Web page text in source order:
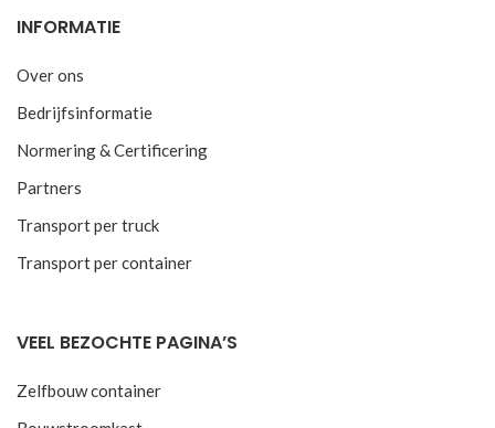
INFORMATIE
Over ons
Bedrijfsinformatie
Normering & Certificering
Partners
Transport per truck
Transport per container
VEEL BEZOCHTE PAGINA’S
Zelfbouw container